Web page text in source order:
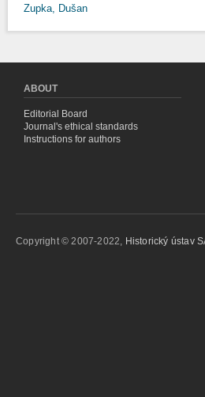
Zupka, Dušan
ABOUT
Editorial Board
Journal's ethical standards
Instructions for authors
Copyright © 2007-2022, Historický ústav